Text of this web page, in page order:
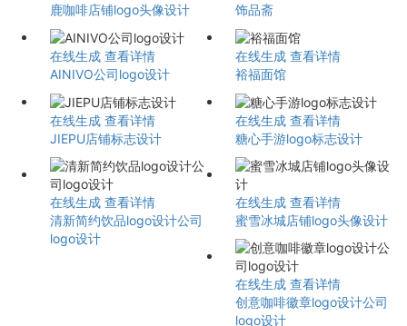
鹿咖啡店铺logo头像设计
饰品斋
在线生成 查看详情
AINIVO公司logo设计
在线生成 查看详情
裕福面馆
在线生成 查看详情
JIEPU店铺标志设计
在线生成 查看详情
糖心手游logo标志设计
在线生成 查看详情
清新简约饮品logo设计公司
logo设计
在线生成 查看详情
蜜雪冰城店铺logo头像设计
在线生成 查看详情
创意咖啡徽章logo设计公司
logo设计